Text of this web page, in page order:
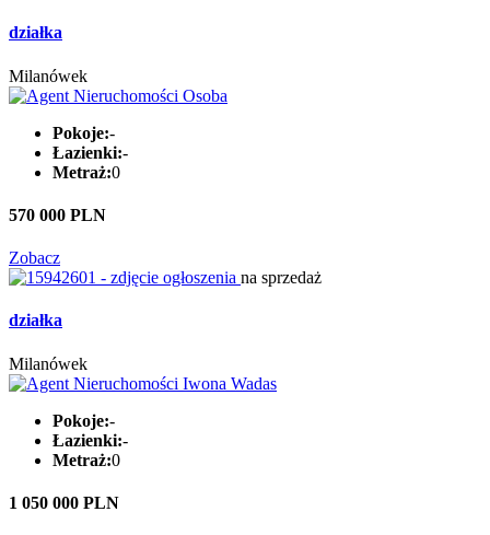
działka
Milanówek
Pokoje:-
Łazienki:-
Metraż:0
570 000 PLN
Zobacz
na sprzedaż
działka
Milanówek
Pokoje:-
Łazienki:-
Metraż:0
1 050 000 PLN